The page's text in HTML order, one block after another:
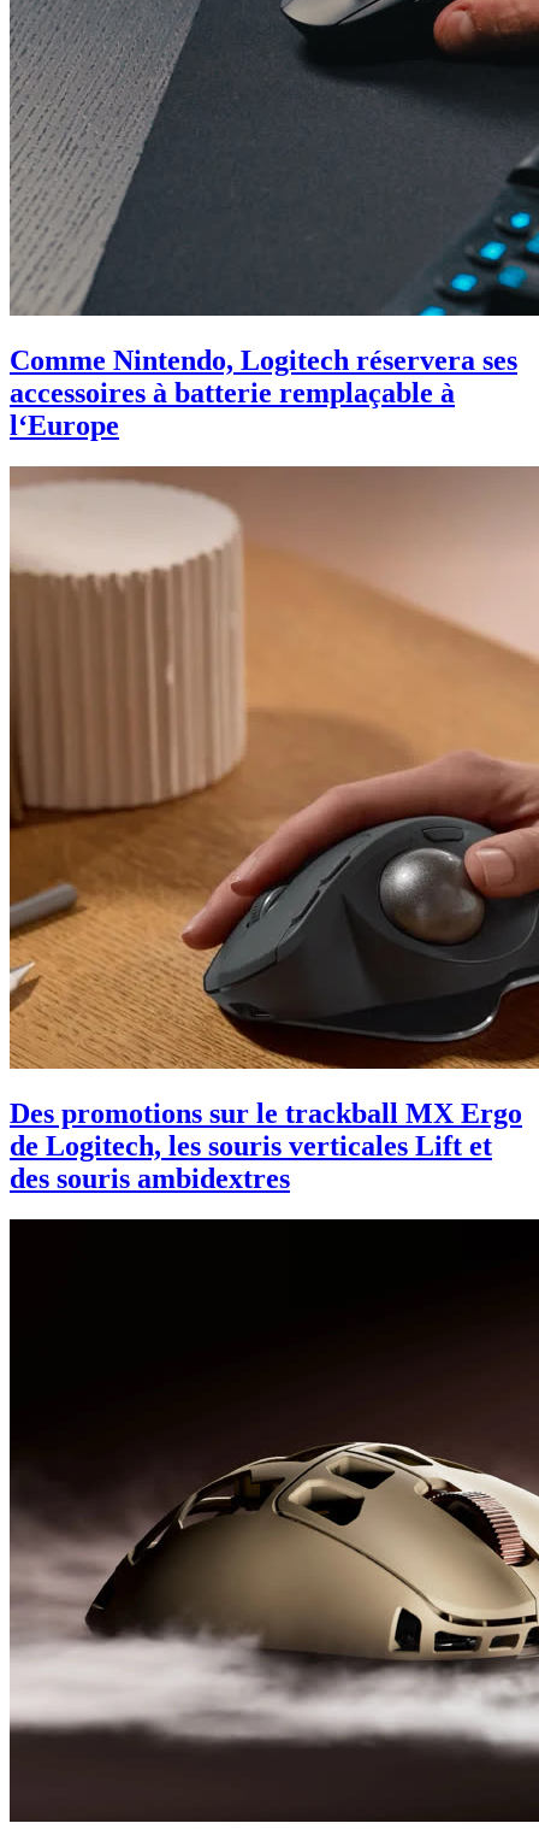
Comme Nintendo, Logitech réservera ses
accessoires à batterie remplaçable à
l‘Europe
Des promotions sur le trackball MX Ergo
de Logitech, les souris verticales Lift et
des souris ambidextres